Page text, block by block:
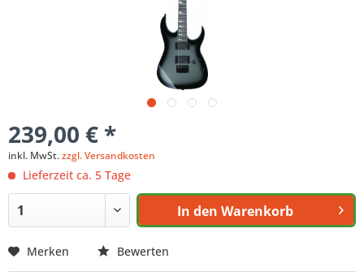
239,00 € *
inkl. MwSt.zzgl. Versandkosten
Lieferzeit ca. 5 Tage
In den Warenkorb
Merken Bewerten